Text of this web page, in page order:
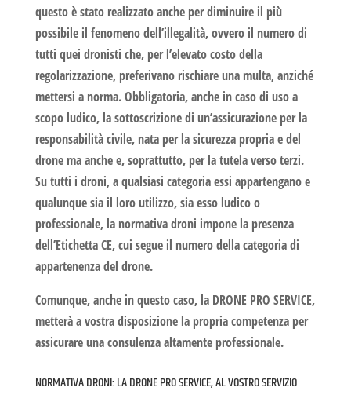
questo è stato realizzato anche per diminuire il più
possibile il fenomeno dell’illegalità, ovvero il numero di
tutti quei dronisti che, per l’elevato costo della
regolarizzazione, preferivano rischiare una multa, anziché
mettersi a norma. Obbligatoria, anche in caso di uso a
scopo ludico, la sottoscrizione di un’assicurazione per la
responsabilità civile, nata per la sicurezza propria e del
drone ma anche e, soprattutto, per la tutela verso terzi.
Su tutti i droni, a qualsiasi categoria essi appartengano e
qualunque sia il loro utilizzo, sia esso ludico o
professionale, la normativa droni impone la presenza
dell’Etichetta CE,cui segue il numero della categoria di
appartenenza del drone.
Comunque, anche in questo caso, la DRONE PRO SERVICE,
metterà a vostra disposizione la propria competenza per
assicurare una consulenza altamente professionale.
NORMATIVA DRONI: LA DRONE PRO SERVICE, AL VOSTRO SERVIZIO